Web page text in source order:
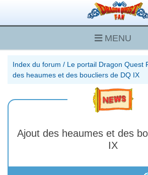
MENU
Index du forum / Le portail Dragon Quest
des heaumes et des boucliers de DQ IX
Ajout des heaumes et des
IX